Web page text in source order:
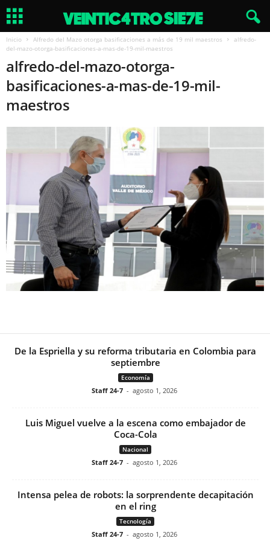
Inicio Alfredo del Mazo otorga basificaciones a más de 19 mil maestros
alfredo-
del-mazo-otorga-basificaciones-a-mas-de-19-mil-maestros
alfredo-del-mazo-otorga-
basificaciones-a-mas-de-19-mil-
maestros
De la Espriella y su reforma tributaria en Colombia para
septiembre
Economía
Staff 24-7 - agosto 1, 2026
Luis Miguel vuelve a la escena como embajador de
Coca-Cola
Nacional
Staff 24-7 - agosto 1, 2026
Intensa pelea de robots: la sorprendente decapitación
en el ring
Tecnología
Staff 24-7 - agosto 1, 2026